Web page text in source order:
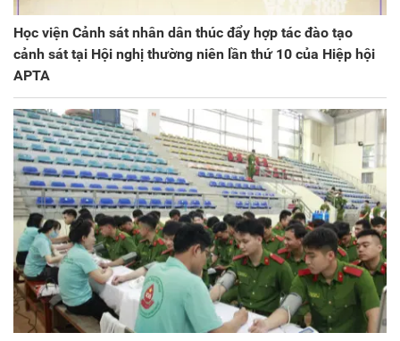
Học viện Cảnh sát nhân dân thúc đẩy hợp tác đào tạo
cảnh sát tại Hội nghị thường niên lần thứ 10 của Hiệp hội
APTA